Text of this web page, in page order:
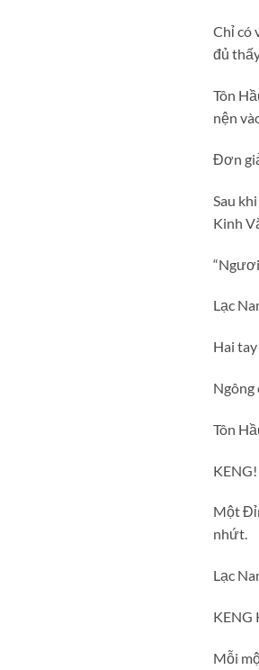
Chỉ có
đủ
Tôn
nện
Đơn
Sau
Kinh
Lạc
Hai
Ngông
Tôn
KENG!
Một
nhứt.
Lạc
KENG
Mỗi